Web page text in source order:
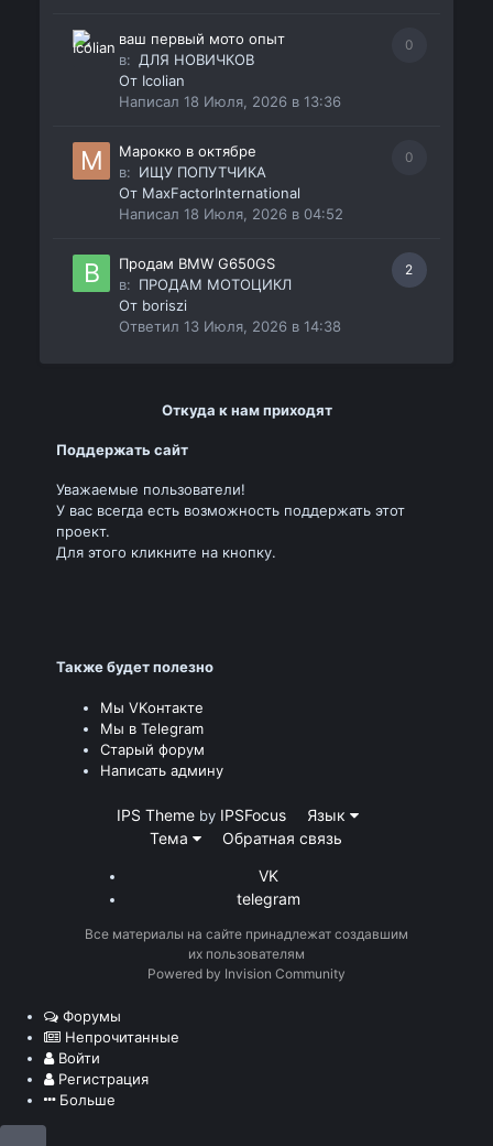
0
ваш первый мото опыт
в: ДЛЯ НОВИЧКОВ
От Icolian
Написал18 Июля, 2026 в 13:36
0
Марокко в октябре
в: ИЩУ ПОПУТЧИКА
От MaxFactorInternational
Написал18 Июля, 2026 в 04:52
2
Продам BMW G650GS
в: ПРОДАМ МОТОЦИКЛ
От boriszi
Ответил13 Июля, 2026 в 14:38
Откуда к нам приходят
Поддержать сайт
Уважаемые пользователи!
У вас всегда есть возможность поддержать этот
проект.
Для этого кликните на кнопку.
Также будет полезно
Мы VKонтакте
Мы в Telegram
Старый форум
Написать админу
IPS Theme by IPSFocus
Язык
Тема
Обратная связь
VK
telegram
Все материалы на сайте принадлежат создавшим
их пользователям
Powered by Invision Community
Форумы
Непрочитанные
Войти
Регистрация
Больше